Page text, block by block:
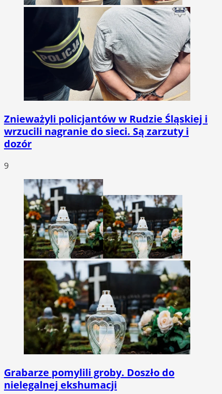
Znieważyli policjantów w Rudzie Śląskiej i
wrzucili nagranie do sieci. Są zarzuty i
dozór
9
Grabarze pomylili groby. Doszło do
nielegalnej ekshumacji